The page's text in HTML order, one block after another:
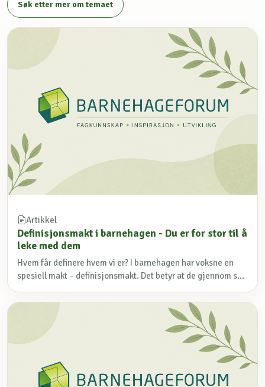
Søk etter mer om temaet
Artikkel
Definisjonsmakt i barnehagen - Du er for stor til å
leke med dem
Hvem får definere hvem vi er? I barnehagen har voksne en
spesiell makt – definisjonsmakt. Det betyr at de gjennom s...